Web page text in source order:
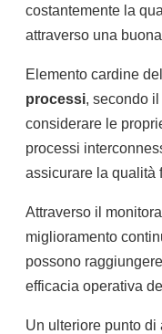
costantemente la
attraverso una
Elemento cardine
processi, secondo
considerare le
processi
assicurare la qualità
Attraverso il
miglioramento
possono
efficacia operativa
Un ulteriore punto di